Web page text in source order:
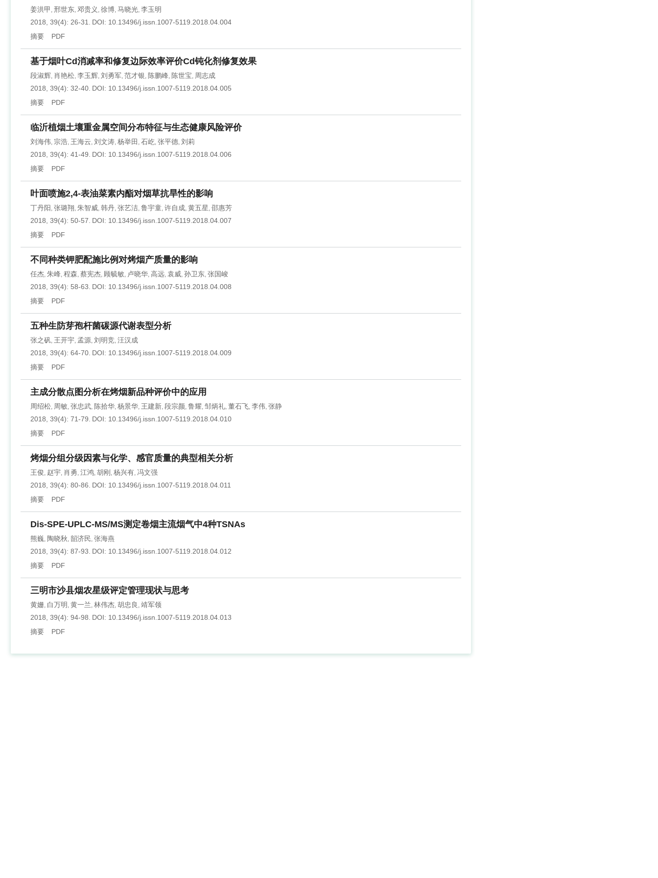
姜洪甲 , 邢世东, 邓贵义 , 徐博, 马晓光, 李玉明
2018, 39(4): 26-31.
DOI: 10.13496/j.issn.1007-5119.2018.04.004
摘要
PDF
基于烟叶Cd消减率和修复边际效率评价Cd钝化剂修复效果
段淑辉, 肖艳松, 李玉辉, 刘勇军, 范才银, 陈鹏峰, 陈世宝, 周志成
2018, 39(4): 32-40. DOI: 10.13496/j.issn.1007-5119.2018.04.005
摘要
PDF
临沂植烟土壤重金属空间分布特征与生态健康风险评价
刘海伟, 宗浩, 王海云, 刘文涛, 杨举田 , 石屹, 张平德, 刘莉
2018, 39(4): 41-49. DOI: 10.13496/j.issn.1007-5119.2018.04.006
摘要
PDF
叶面喷施2,4-表油菜素内酯对烟草抗旱性的影响
丁丹阳, 张璐翔, 朱智威, 韩丹, 张艺洁, 鲁宇童, 许自成, 黄五星, 邵惠芳
2018, 39(4): 50-57. DOI: 10.13496/j.issn.1007-5119.2018.04.007
摘要
PDF
不同种类钾肥配施比例对烤烟产质量的影响
任杰, 朱峰, 程森, 蔡宪杰, 顾毓敏, 卢晓华, 高远, 袁威, 孙卫东, 张国峻
2018, 39(4): 58-63. DOI: 10.13496/j.issn.1007-5119.2018.04.008
摘要
PDF
五种生防芽孢杆菌碳源代谢表型分析
张之矾, 王开宇, 孟源, 刘明竞, 汪汉成
2018, 39(4): 64-70. DOI: 10.13496/j.issn.1007-5119.2018.04.009
摘要
PDF
主成分散点图分析在烤烟新品种评价中的应用
周绍松, 周敏, 张忠武, 陈拾华, 杨景华, 王建新, 段宗颜, 鲁耀, 邹炳礼, 董石飞, 李伟, 张静
2018, 39(4): 71-79. DOI: 10.13496/j.issn.1007-5119.2018.04.010
摘要
PDF
烤烟分组分级因素与化学、感官质量的典型相关分析
王俊, 赵宇, 肖勇 , 江鸿, 胡刚 , 杨兴有, 冯文强
2018, 39(4): 80-86. DOI: 10.13496/j.issn.1007-5119.2018.04.011
摘要
PDF
Dis-SPE-UPLC-MS/MS测定卷烟主流烟气中4种TSNAs
熊巍, 陶晓秋, 韶济民, 张海燕
2018, 39(4): 87-93. DOI: 10.13496/j.issn.1007-5119.2018.04.012
摘要
PDF
三明市沙县烟农星级评定管理现状与思考
黄姗, 白万明 , 黄一兰, 林伟杰, 胡忠良 , 靖军领
2018, 39(4): 94-98. DOI: 10.13496/j.issn.1007-5119.2018.04.013
摘要
PDF